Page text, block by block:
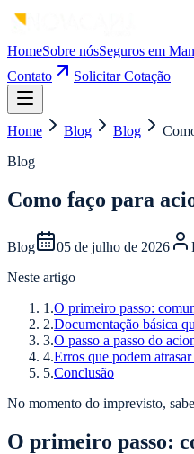
HomeSobre nósSeguros em
Contato
Solicitar Cotação
Home Blog Blog
Blog
Como faço para
Blog 05 de julho de 2026
Neste artigo
1 .O primeiro passo:
2.Documentação básica
3.O passo a passo do
4.Erros que podem
5.Conclusão
No momento do imprevisto,
O primeiro passo: